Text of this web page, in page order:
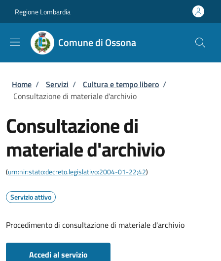
Regione Lombardia
Comune di Ossona
Briciole di pane
Home / Servizi / Cultura e tempo libero /
Consultazione di materiale d'archivio
Consultazione di
materiale d'archivio
(urn:nir:stato:decreto.legislativo:2004-01-22;42)
Servizio attivo
Procedimento di consultazione di materiale d'archivio
Accedi al servizio